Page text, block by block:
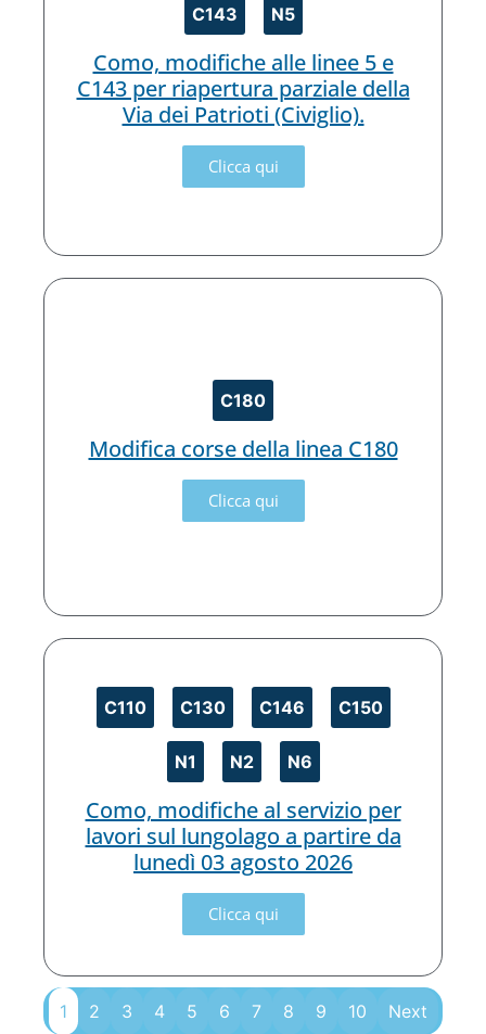
C143 N5
Como, modifiche alle linee 5 e
C143 per riapertura parziale della
Via dei Patrioti (Civiglio).
Clicca qui
C180
Modifica corse della linea C180
Clicca qui
C110 C130 C146 C150
N1 N2 N6
Como, modifiche al servizio per
lavori sul lungolago a partire da
lunedì 03 agosto 2026
Clicca qui
1 2 3 4 5 6 7 8 9 10 Next